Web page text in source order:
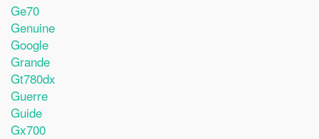
Ge70
Genuine
Google
Grande
Gt780dx
Guerre
Guide
Gx700